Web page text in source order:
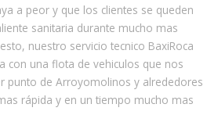
a peor y que los clientes se queden
sanitaria durante mucho mas
nuestro servicio tecnico BaxiRoca
con una flota de vehiculos que nos
punto de Arroyomolinos y alrededores
rápida y en un tiempo mucho mas